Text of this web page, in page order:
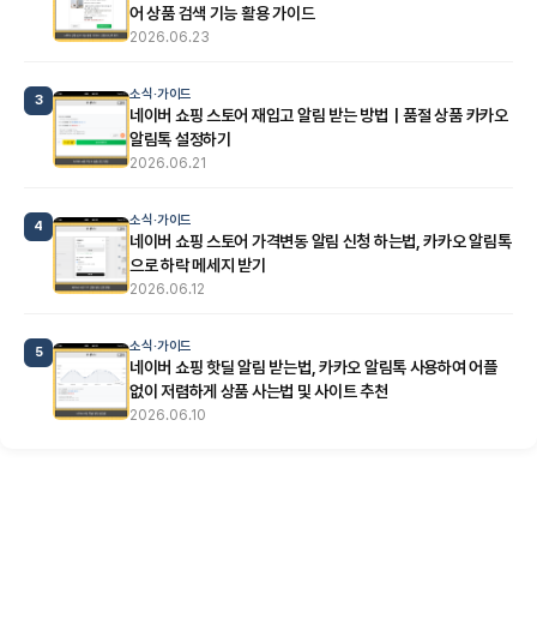
어 상품 검색 기능 활용 가이드
2026.06.23
3 소식·가이드
네이버 쇼핑 스토어 재입고 알림 받는 방법｜품절 상품 카카오
알림톡 설정하기
2026.06.21
4 소식·가이드
네이버 쇼핑 스토어 가격변동 알림 신청 하는법, 카카오 알림톡
으로 하락 메세지 받기
2026.06.12
5 소식·가이드
네이버 쇼핑 핫딜 알림 받는법, 카카오 알림톡 사용하여 어플
없이 저렴하게 상품 사는법 및 사이트 추천
2026.06.10